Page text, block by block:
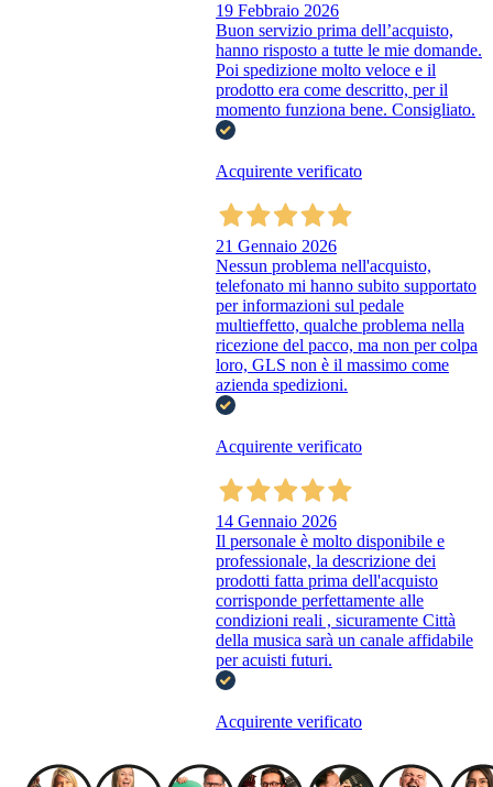
19 Febbraio 2026
Buon servizio prima dell’acquisto,
hanno risposto a tutte le mie domande.
Poi spedizione molto veloce e il
prodotto era come descritto, per il
momento funziona bene. Consigliato.
Acquirente verificato
21 Gennaio 2026
Nessun problema nell'acquisto,
telefonato mi hanno subito supportato
per informazioni sul pedale
multieffetto, qualche problema nella
ricezione del pacco, ma non per colpa
loro, GLS non è il massimo come
azienda spedizioni.
Acquirente verificato
14 Gennaio 2026
Il personale è molto disponibile e
professionale, la descrizione dei
prodotti fatta prima dell'acquisto
corrisponde perfettamente alle
condizioni reali , sicuramente Città
della musica sarà un canale affidabile
per acuisti futuri.
Acquirente verificato